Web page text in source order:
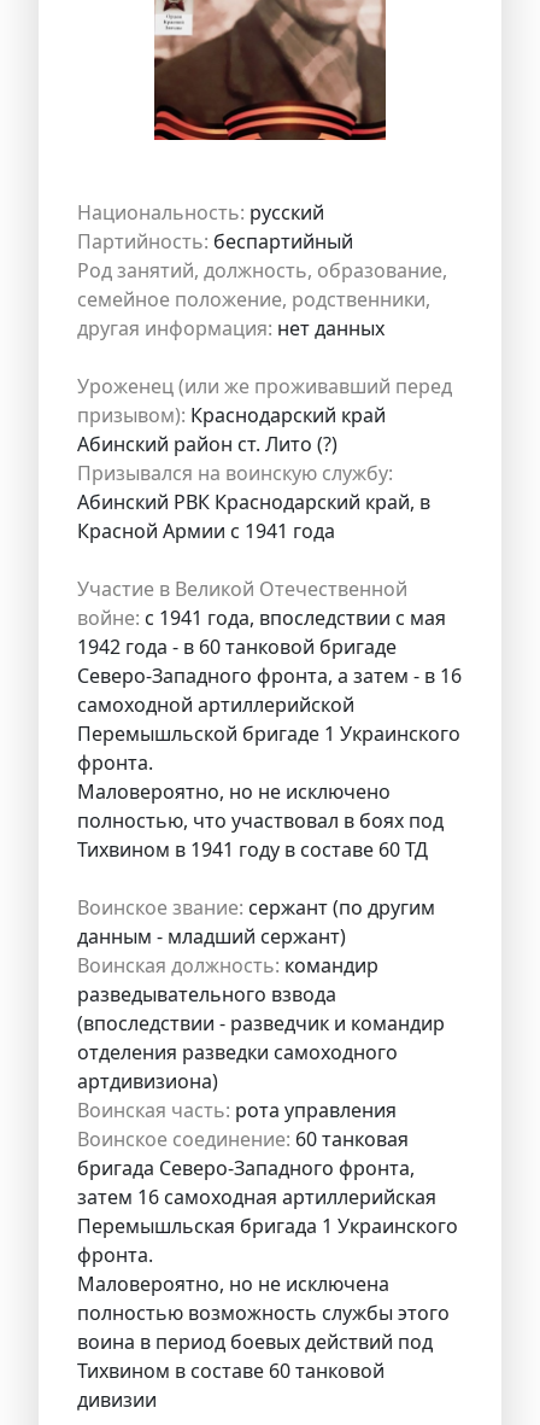
Национальность: русский
Партийность: беспартийный
Род занятий, должность, образование,
семейное положение, родственники,
другая информация: нет данных
Уроженец (или же проживавший перед
призывом): Краснодарский край
Абинский район ст. Лито (?)
Призывался на воинскую службу:
Абинский РВК Краснодарский край, в
Красной Армии с 1941 года
Участие в Великой Отечественной
войне: с 1941 года, впоследствии с мая
1942 года - в 60 танковой бригаде
Северо-Западного фронта, а затем - в 16
самоходной артиллерийской
Перемышльской бригаде 1 Украинского
фронта.
Маловероятно, но не исключено
полностью, что участвовал в боях под
Тихвином в 1941 году в составе 60 ТД
Воинское звание: сержант (по другим
данным - младший сержант)
Воинская должность: командир
разведывательного взвода
(впоследствии - разведчик и командир
отделения разведки самоходного
артдивизиона)
Воинская часть: рота управления
Воинское соединение: 60 танковая
бригада Северо-Западного фронта,
затем 16 самоходная артиллерийская
Перемышльская бригада 1 Украинского
фронта.
Маловероятно, но не исключена
полностью возможность службы этого
воина в период боевых действий под
Тихвином в составе 60 танковой
дивизии